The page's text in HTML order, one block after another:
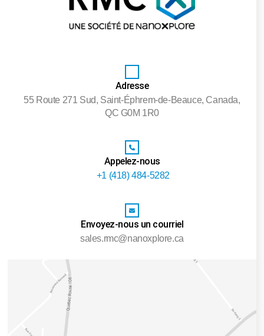
Adresse
55 Route 271 Sud, Saint-Éphrem-de-Beauce, Canada,
QC G0M 1R0
Appelez-nous
+1 (418) 484-5282
Envoyez-nous un courriel
sales.rmc@nanoxplore.ca